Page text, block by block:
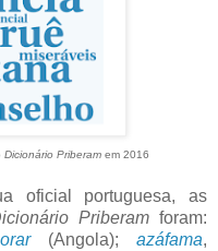
Dicionário Priberamem 2016
oficial portuguesa, as
Priberam foram:
(Angola); azáfama,